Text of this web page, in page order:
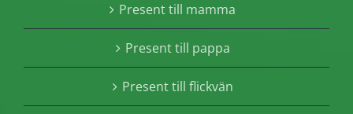
Present till mamma
Present till pappa
Present till flickvän